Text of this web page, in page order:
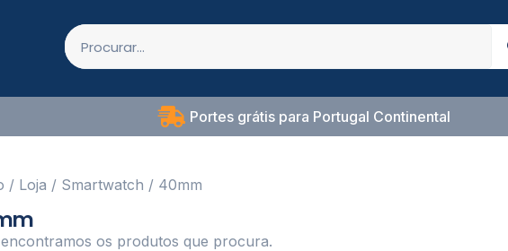
Portes grátis para Portugal Continental
/ Loja / Smartwatch / 40mm
os produtos que procura.